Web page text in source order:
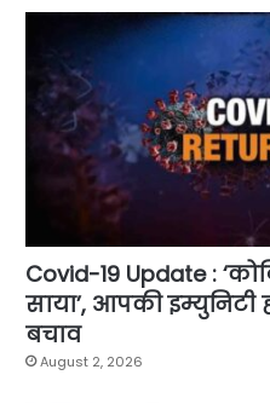
Covid-19 Update :
साया’, आपकी
बचाव
August 2, 2026